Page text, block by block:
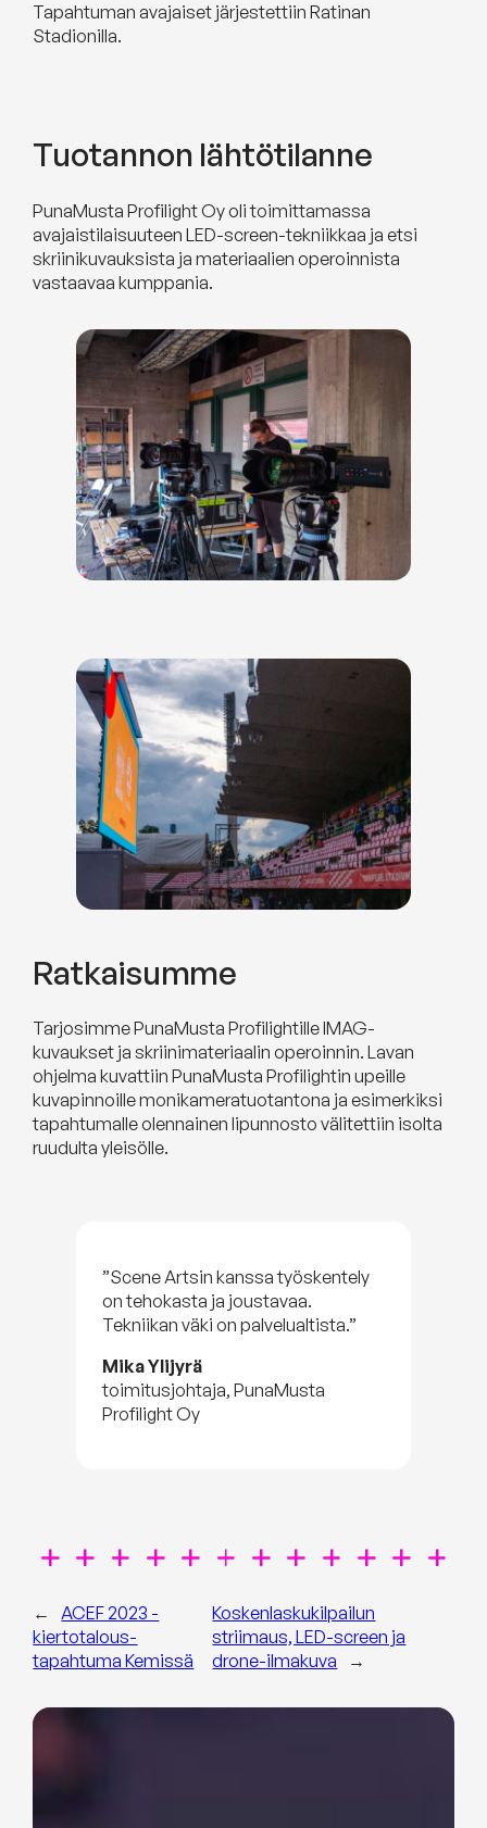
Tapahtuman avajaiset järjestettiin Ratinan
Stadionilla.
Tuotannon lähtötilanne
PunaMusta Profilight Oy oli toimittamassa
avajaistilaisuuteen LED-screen-tekniikkaa ja etsi
skriinikuvauksista ja materiaalien operoinnista
vastaavaa kumppania.
Ratkaisumme
Tarjosimme PunaMusta Profilightille IMAG-
kuvaukset ja skriinimateriaalin operoinnin. Lavan
ohjelma kuvattiin PunaMusta Profilightin upeille
kuvapinnoille monikameratuotantona ja esimerkiksi
tapahtumalle olennainen lipunnosto välitettiin isolta
ruudulta yleisölle.
”Scene Artsin kanssa työskentely
on tehokasta ja joustavaa.
Tekniikan väki on palvelualtista.”
Mika Ylijyrä
toimitusjohtaja, PunaMusta
Profilight Oy
←
ACEF 2023 -
kiertotalous­
tapahtuma Kemissä
Koskenlasku­kilpailun
striimaus, LED-screen ja
drone-ilmakuva
→